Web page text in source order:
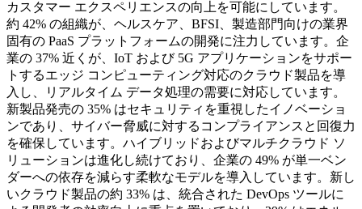
カスタマー エクスペリエンスの向上を可能にしています。
約 42% の組織が、ヘルスケア、BFSI、製造部門向けの業界
固有の PaaS プラットフォームの開発に注力しています。企
業の 37% 近くが、IoT および 5G アプリケーションをサポー
トするエッジ コンピューティング対応のクラウド製品を導
入し、リアルタイム データ処理の需要に対応しています。
新製品発売の 35% はセキュリティを重視したイノベーショ
ンであり、サイバー脅威に対するコンプライアンスと回復力
を確保しています。ハイブリッドおよびマルチクラウド ソ
リューションは進化し​​続けており、企業の 49% が単一ベン
ダーへの依存を減らす柔軟なモデルを導入しています。新し
いクラウド製品の約 33% は、統合された DevOps ツールに